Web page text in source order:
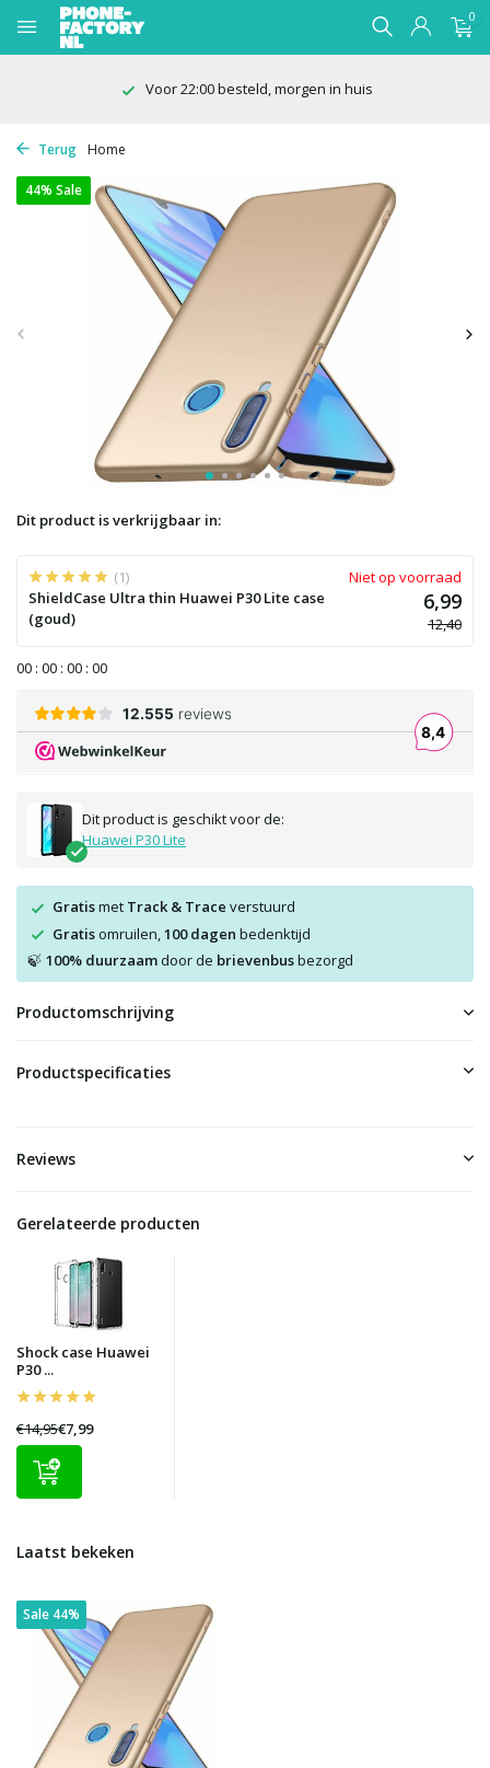
0
Voor 22:00 besteld, morgen in huis
Terug Home
44% Sale
Dit product is verkrijgbaar in:
(1)
ShieldCase Ultra thin Huawei P30 Lite case
(goud)
Niet op voorraad
6,99
12,40
00 : 00 : 00 : 00
Dit product is geschikt voor de:
Huawei P30 Lite
Gratismet Track & Trace verstuurd
Gratisomruilen, 100 dagen bedenktijd
🍃 100% duurzaamdoor de brievenbusbezorgd
Productomschrijving
Productspecificaties
Reviews
Gerelateerde producten
Shock case Huawei
P30 ...
€14,95€7,99
Laatst bekeken
Sale 44%